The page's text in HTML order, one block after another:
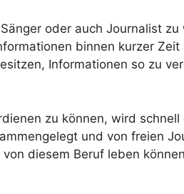
oder auch Journalist
binnen kurzer
Informationen so zu
zu können, wird
und von freien
diesem Beruf leben